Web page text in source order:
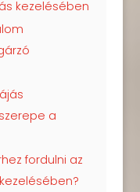
kezelésében
a
fordulni az